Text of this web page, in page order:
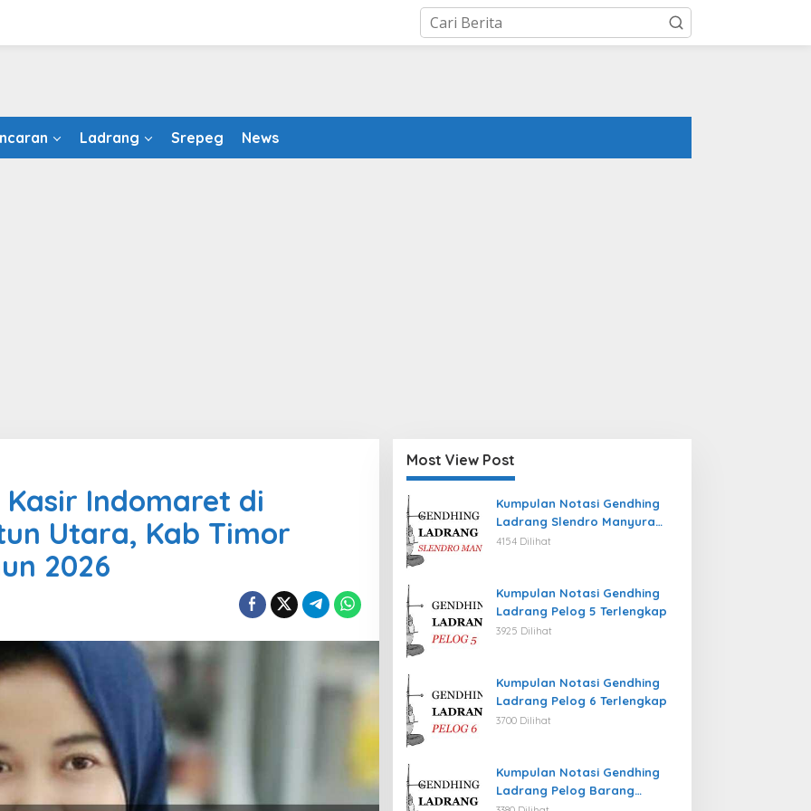
Ladrang Srepeg News
Indomaret di
Utara, Kab Timor
2026
Most View Post
Kumpulan Notasi Gendhing
Ladrang Slendro Manyura
Terlengkap
4154 Dilihat
Kumpulan Notasi Gendhing
Ladrang Pelog 5 Terlengkap
3925 Dilihat
Kumpulan Notasi Gendhing
Ladrang Pelog 6 Terlengkap
3700 Dilihat
Kumpulan Notasi Gendhing
Ladrang Pelog Barang